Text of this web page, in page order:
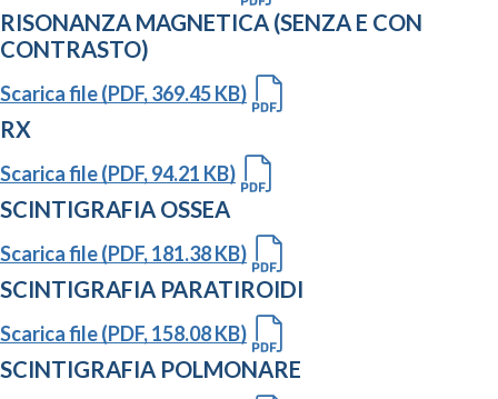
RISONANZA MAGNETICA (SENZA E CON
CONTRASTO)
Scarica file (PDF, 369.45 KB)
RX
Scarica file (PDF, 94.21 KB)
SCINTIGRAFIA OSSEA
Scarica file (PDF, 181.38 KB)
SCINTIGRAFIA PARATIROIDI
Scarica file (PDF, 158.08 KB)
SCINTIGRAFIA POLMONARE